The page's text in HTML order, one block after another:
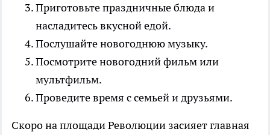
Приготовьте праздничные блюда и
насладитесь вкусной едой.
Послушайте новогоднюю музыку.
Посмотрите новогодний фильм или
мультфильм.
Проведите время с семьей и друзьями.
Скоро на площади Революции засияет главная